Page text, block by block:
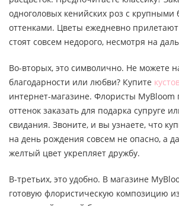
одноголовых кенийских роз с крупными
оттенками. Цветы ежедневно
стоят совсем недорого, несмотря на
Во-вторых, это символично. Не можете
благодарности или любви? Купите
интернет-магазине. Флористы MyBloom
оттенок заказать для подарка супруге
свидания. Звоните, и вы узнаете, что
на день рождения совсем не опасно, а
желтый цвет укрепляет дружбу.
В-третьих, это удобно. В магазине
готовую флористическую композицию